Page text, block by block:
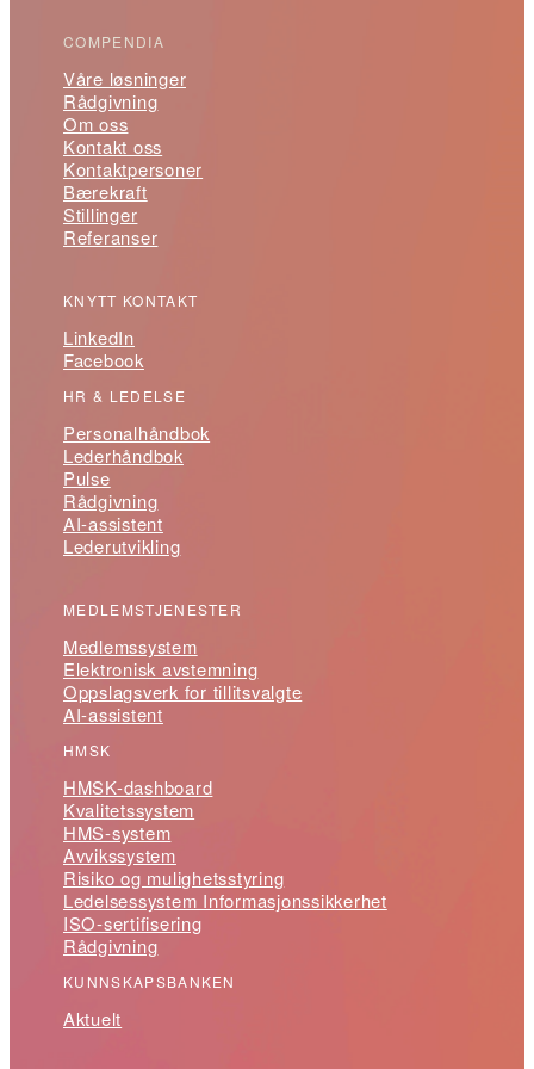
COMPENDIA
Våre løsninger
Rådgivning
Om oss
Kontakt oss
Kontaktpersoner
Bærekraft
Stillinger
Referanser
KNYTT KONTAKT
LinkedIn
Facebook
HR & LEDELSE
Personalhåndbok
Lederhåndbok
Pulse
Rådgivning
AI-assistent
Lederutvikling
MEDLEMSTJENESTER
Medlemssystem
Elektronisk avstemning
Oppslagsverk for tillitsvalgte
AI-assistent
HMSK
HMSK-dashboard
Kvalitetssystem
HMS-system
Avvikssystem
Risiko og mulighetsstyring
Ledelsessystem Informasjonssikkerhet
ISO-sertifisering
Rådgivning
KUNNSKAPSBANKEN
Aktuelt